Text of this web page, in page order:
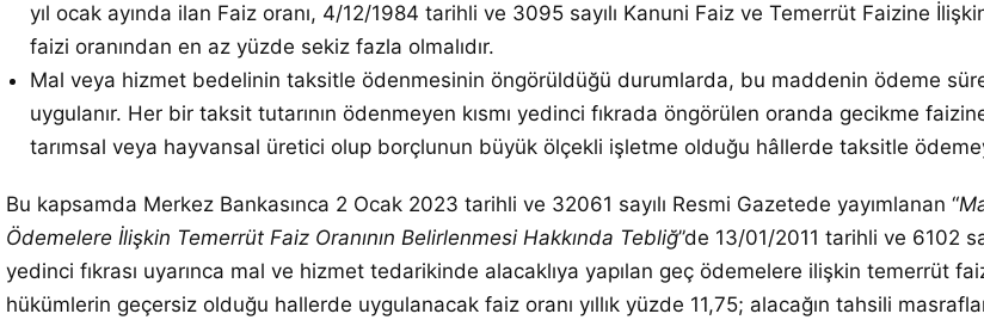
yıl ocak ayında ilan Faiz oranı, 4/12/1984 tarihli ve 3095 sayılı Kanuni Faiz ve Temerrüt Faizine
faizi oranından en az yüzde sekiz fazla olmalıdır.
Mal veya hizmet bedelinin taksitle ödenmesinin öngörüldüğü durumlarda, bu maddenin ödeme
uygulanır. Her bir taksit tutarının ödenmeyen kısmı yedinci fıkrada öngörülen oranda gecikme
tarımsal veya hayvansal üretici olup borçlunun büyük ölçekli işletme olduğu hâllerde taksitle
Bu kapsamda Merkez Bankasınca 2 Ocak 2023 tarihli ve 32061 sayılı Resmi Gazetede yayımlanan “
Ödemelere İlişkin Temerrüt Faiz Oranının Belirlenmesi Hakkında Tebliğ”de 13/01/2011 tarihli ve 6102
yedinci fıkrası uyarınca mal ve hizmet tedarikinde alacaklıya yapılan geç ödemelere ilişkin temerrüt
hükümlerin geçersiz olduğu hallerde uygulanacak faiz oranı yıllık yüzde 11,75; alacağın tahsili